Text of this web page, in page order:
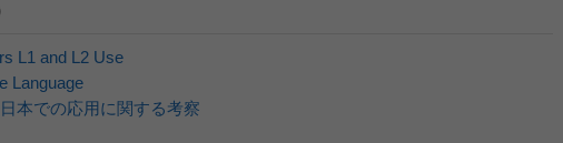
L1 and L2 Use
Language
本での応用に関する考察